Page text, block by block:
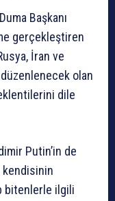
Başkanı
gerçekleştiren
İran ve
düzenlenecek olan
dile
Putin’in de
kendisinin
bitenlerle ilgili